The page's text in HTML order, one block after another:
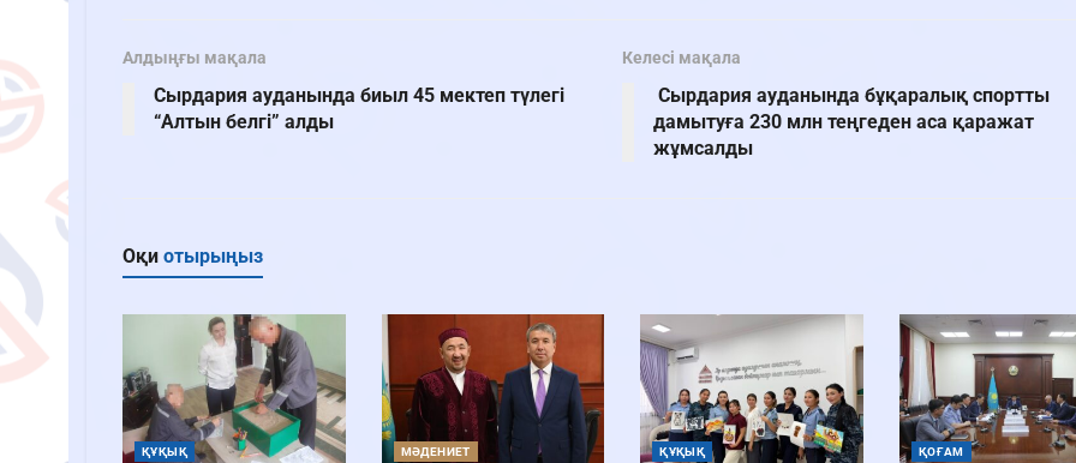
Алдыңғы мақала
Сырдария ауданында биыл 45 мектеп түлегі
“Алтын белгі” алды
Келесі мақала
Сырдария ауданында бұқаралық спортты
дамытуға 230 млн теңгеден аса қаражат
жұмсалды
Оқи отырыңыз
ҚҰҚЫҚ МӘДЕНИЕТ ҚҰҚЫҚ ҚОҒАМ